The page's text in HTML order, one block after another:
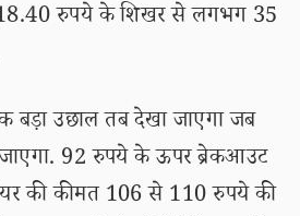
रुपये के शिखर से लगभग 35
बड़ा उछाल तब देखा जाएगा जब
92 रुपये के ऊपर ब्रेकआउट
की कीमत 106 से 110 रुपये की